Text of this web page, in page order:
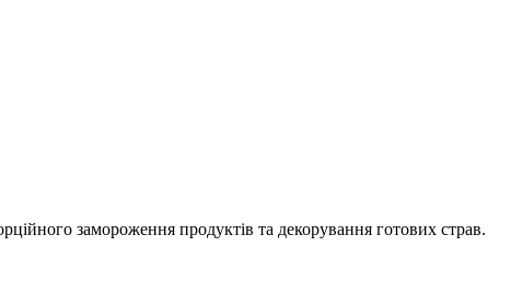
замороження продуктів та декорування готових страв.